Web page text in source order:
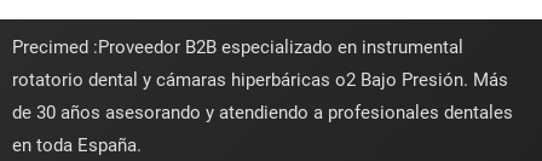
Precimed :Proveedor B2B especializado en instrumental
rotatorio dental y cámaras hiperbáricas o2 Bajo Presión. Más
de 30 años asesorando y atendiendo a profesionales dentales
en toda España.